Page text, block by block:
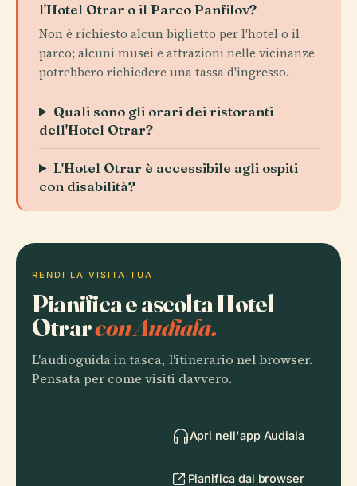
l'Hotel Otrar o il Parco Panfilov?
Non è richiesto alcun biglietto per l'hotel o il
parco; alcuni musei e attrazioni nelle vicinanze
potrebbero richiedere una tassa d'ingresso.
Quali sono gli orari dei ristoranti
dell'Hotel Otrar?
L'Hotel Otrar è accessibile agli ospiti
con disabilità?
RENDI LA VISITA TUA
Pianifica e ascolta Hotel
Otrarcon Audiala.
L'audioguida in tasca, l'itinerario nel browser.
Pensata per come visiti davvero.
Apri nell'app Audiala
Pianifica dal browser